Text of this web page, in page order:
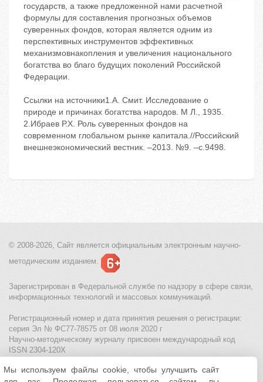
государств, а также предложенной нами расчетной
формулы для составления прогнозных объемов
суверенных фондов, которая является одним из
перспективных инструментов эффективных
механизмовнакопления и увеличения национального
богатства во благо будущих поколений Российской
Федерации.
Ссылки на источники1.А. Смит. Исследование о
природе и причинах богатства народов. М Л., 1935.
2.Ибраев Р.Х. Роль суверенных фондов на
современном глобальном рынке капитала.//Российский
внешнеэкономический вестник. –2013. №9. –с.9498.
© 2008-2026, Сайт является официальным электронным научно-
методическим изданием.
Зарегистрирован в Федеральной службе по надзору в сфере связи,
информационных технологий и массовых коммуникаций.
Регистрационный номер и дата принятия решения о регистрации:
серия Эл № ФС77-78575 от 08 июля 2020 г
Научно-методическому журналу присвоен международный код
ISSN 2304-120X
МЦИТО|Школьные олимпиады и онлайн конкурсы для детей
Мы используем файлы cookie, чтобы улучшить сайт